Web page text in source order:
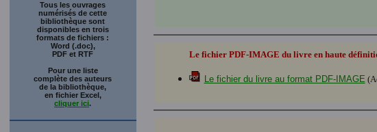
Tous les ouvrages
numérisés de cette
bibliothèque sont
disponibles en trois
formats de fichiers :
Word (.doc),
PDF et RTF
Pour une liste
complète des auteurs
de la bibliothèque,
en fichier Excel,
cliquer ici.
Le fichier PDF-IMAGE du livre en haute
Le fichier du livre au format PDF-IMAGE